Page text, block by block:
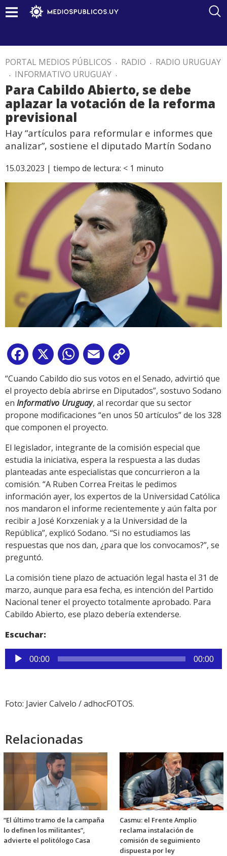
PORTAL MEDIOS PÚBLICOS . RADIO . RADIO URUGUAY
. INFORMATIVO URUGUAY .
Para Cabildo Abierto, se debe
aplazar la votación de la reforma
previsional
Hay “artículos para reformular e informes que
analizar”, sostiene el diputado Martín Sodano
15.03.2023 | tiempo de lectura: < 1 minuto
Facebook
X WhatsApp
Email
Link
“Cuando Cabildo dio sus votos en el Senado, advirtió que
el proyecto debía abrirse en Diputados”, sostuvo Sodano
en Informativo Uruguay, al recordar que su sector
propone modificaciones “en unos 50 artículos” de los 328
que componen el proyecto.
El legislador, integrante de la comisión especial que
estudia la iniciativa, espera la respuesta a las dudas
planteadas ante especialistas que concurrieron a la
comisión. “A Ruben Correa Freitas le pedimos
información ayer, los expertos de la Universidad Católica
nos mandaron el informe recientemente y aún falta por
recibir a José Korxzeniak y a la Universidad de la
República”, explicó Sodano. “Si no estudiamos las
respuestas que nos dan, ¿para que los convocamos?”, se
preguntó.
La comisión tiene plazo de actuación legal hasta el 31 de
marzo, aunque para esa fecha, es intención del Partido
Nacional tener el proyecto totalmente aprobado. Para
Cabildo Abierto, ese plazo debería extenderse.
Escuchar:
Reproductor
de
00:00 00:00
Foto: Javier Calvelo / adhocFOTOS.
Relacionadas
“El último tramo de la campaña
lo definen los militantes”,
advierte el politólogo Casa
Casmu: el Frente Amplio
reclama instalación de
comisión de seguimiento
dispuesta por ley